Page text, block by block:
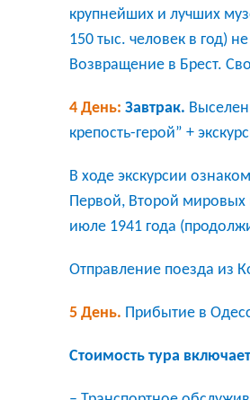
крупнейших и лучших
150 тыс. человек в год)
Возвращение в Брест.
4 День: Завтрак.
крепость-герой” +
В ходе экскурсии
Первой, Второй мировых
июле 1941 года
Отправление поезда из
5 День. Прибытие в
Стоимость тура